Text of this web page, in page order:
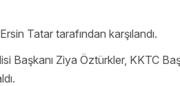
Tatar tarafından karşılandı.
Başkanı Ziya Öztürkler, KKTC